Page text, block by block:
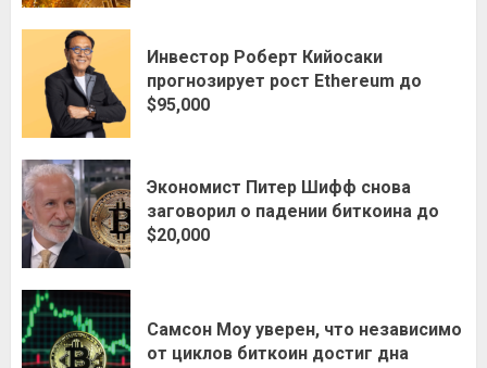
Инвестор Роберт Кийосаки
прогнозирует рост Ethereum до
$95,000
Экономист Питер Шифф снова
заговорил о падении биткоина до
$20,000
Самсон Моу уверен, что независимо
от циклов биткоин достиг дна